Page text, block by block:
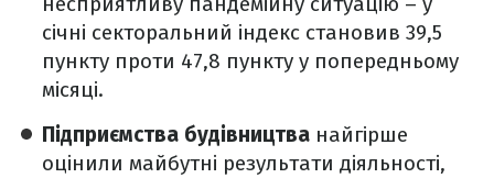
січні секторальний індекс становив 39,5
пункту проти 47,8 пункту у попередньому
місяці.
Підприємства будівництва найгірше
оцінили майбутні результати діяльності,